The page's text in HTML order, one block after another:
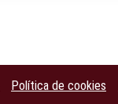
Política de cookies